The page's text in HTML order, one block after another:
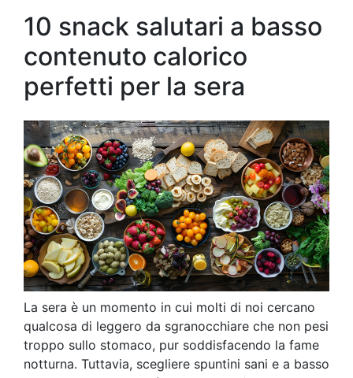
10 snack salutari a basso
contenuto calorico
perfetti per la sera
La sera è un momento in cui molti di noi cercano
qualcosa di leggero da sgranocchiare che non pesi
troppo sullo stomaco, pur soddisfacendo la fame
notturna. Tuttavia, scegliere spuntini sani e a basso